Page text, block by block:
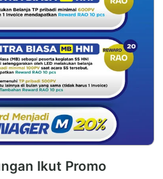
Ikut Promo